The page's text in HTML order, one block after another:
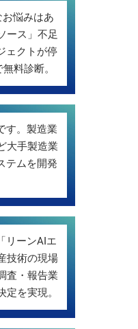
お悩みはあ
ース」不足
ェクトが停
料診断。
す。製造業
大手製造業
テムを開発
リーンAIエ
技術の現場
査・報告業
を実現。